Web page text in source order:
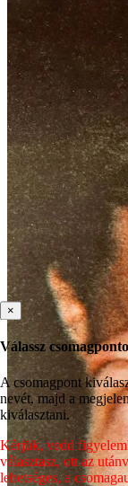
×
Válassz
A csomagpont
nevét, majd a
kiválasztani.
Kérjük, vedd
választasz, ott az
lehetséges, a